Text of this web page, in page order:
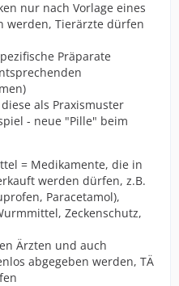
nur nach Vorlage eines
werden, Tierärzte dürfen
Präparate
als Praxismuster
- neue "Pille" beim
= Medikamente, die in
werden dürfen, z.B.
Paracetamol),
Zeckenschutz,
Ärzten und auch
abgegeben werden, TÄ